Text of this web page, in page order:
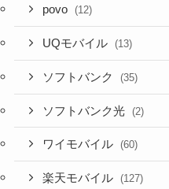
povo (12)
UQモバイル (13)
ソフトバンク (35)
ソフトバンク光 (2)
ワイモバイル (60)
楽天モバイル (127)